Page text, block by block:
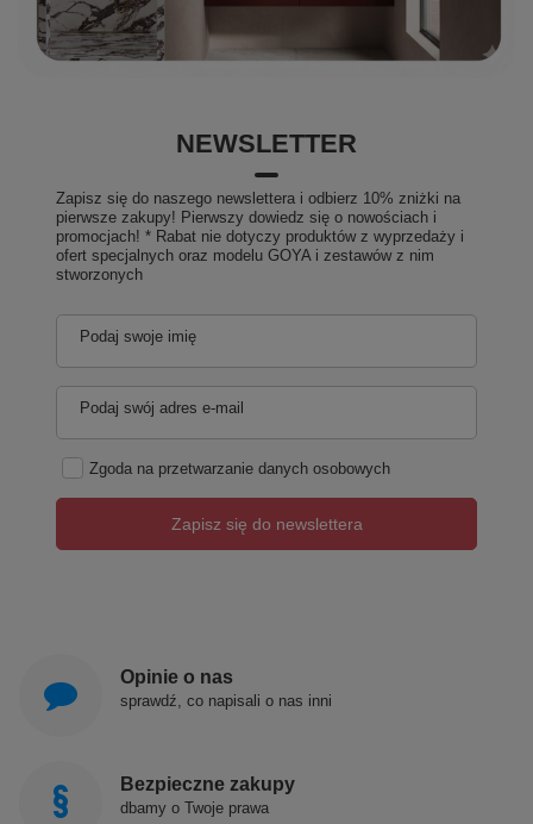
NEWSLETTER
Zapisz się do naszego newslettera i odbierz 10% zniżki na
pierwsze zakupy! Pierwszy dowiedz się o nowościach i
promocjach! * Rabat nie dotyczy produktów z wyprzedaży i
ofert specjalnych oraz modelu GOYA i zestawów z nim
stworzonych
Podaj swoje imię
Podaj swój adres e-mail
Zgoda na przetwarzanie danych osobowych
Zapisz się do newslettera
Opinie o nas
sprawdź, co napisali o nas inni
Bezpieczne zakupy
dbamy o Twoje prawa